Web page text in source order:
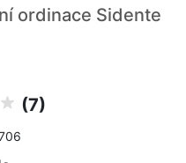
ordinace Sidente
(7)